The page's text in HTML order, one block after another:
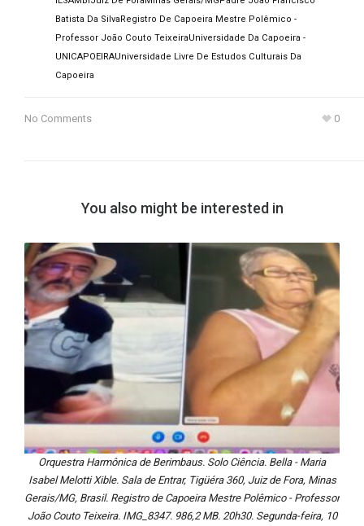
Batista Da Silva Registro De Capoeira Mestre Polêmico -
Professor João Couto TeixeiraUniversidade Da Capoeira -
UNICAPOEIRAUniversidade Livre De Estudos Culturais Da
Capoeira
No Comments 0
You also might be interested in
Orquestra Harmônica de Berimbaus. Solo Ciência. Bella - Maria
Isabel Melotti Xible. Sala de Entrar, Tigüéra 360, Juiz de Fora, Minas
Gerais/MG, Brasil. Registro de Capoeira Mestre Polêmico - Professor
João Couto Teixeira. IMG_8347. 986,2 MB. 20h30. Segunda-feira, 10